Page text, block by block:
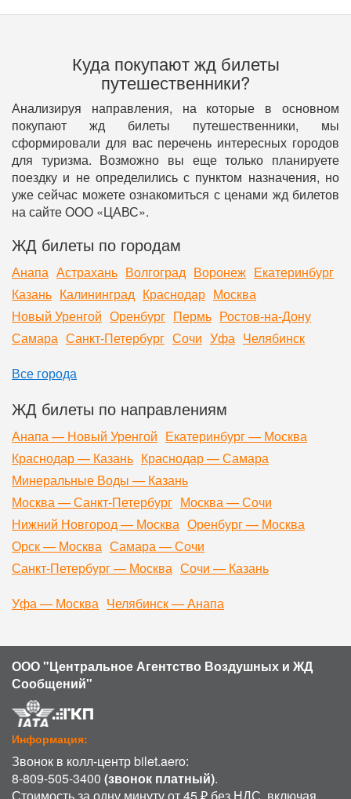
Куда покупают жд билеты
путешественники?
Анализируя направления, на которые в основном
покупают жд билеты путешественники, мы
сформировали для вас перечень интересных городов
для туризма. Возможно вы еще только планируете
поездку и не определились с пунктом назначения, но
уже сейчас можете ознакомиться с ценами жд билетов
на сайте ООО «ЦАВС».
ЖД билеты по городам
Анапа Астрахань Волгоград Воронеж Екатеринбург
Казань Калининград Краснодар Москва
Новый Уренгой Оренбург Пермь Ростов-на-Дону
Самара Санкт-Петербург Сочи Уфа Челябинск
Все города
ЖД билеты по направлениям
Анапа — Новый Уренгой Екатеринбург — Москва
Краснодар — Казань Краснодар — Самара
Минеральные Воды — Казань
Москва — Санкт-Петербург Москва — Сочи
Нижний Новгород — Москва Оренбург — Москва
Орск — Москва Самара — Сочи
Санкт-Петербург — Москва Сочи — Казань
Уфа — Москва Челябинск — Анапа
ООО "Центральное Агентство Воздушных и ЖД
Сообщений"
Информация:
Звонок в колл-центр bilet.aero:
8-809-505-3400 (звонок платный).